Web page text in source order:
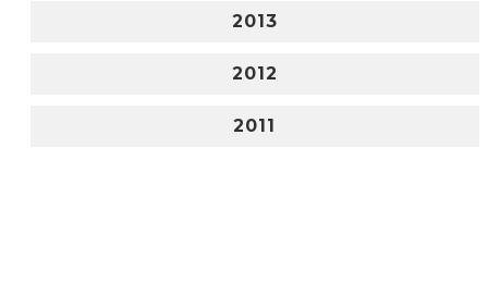
2013
2012
2011